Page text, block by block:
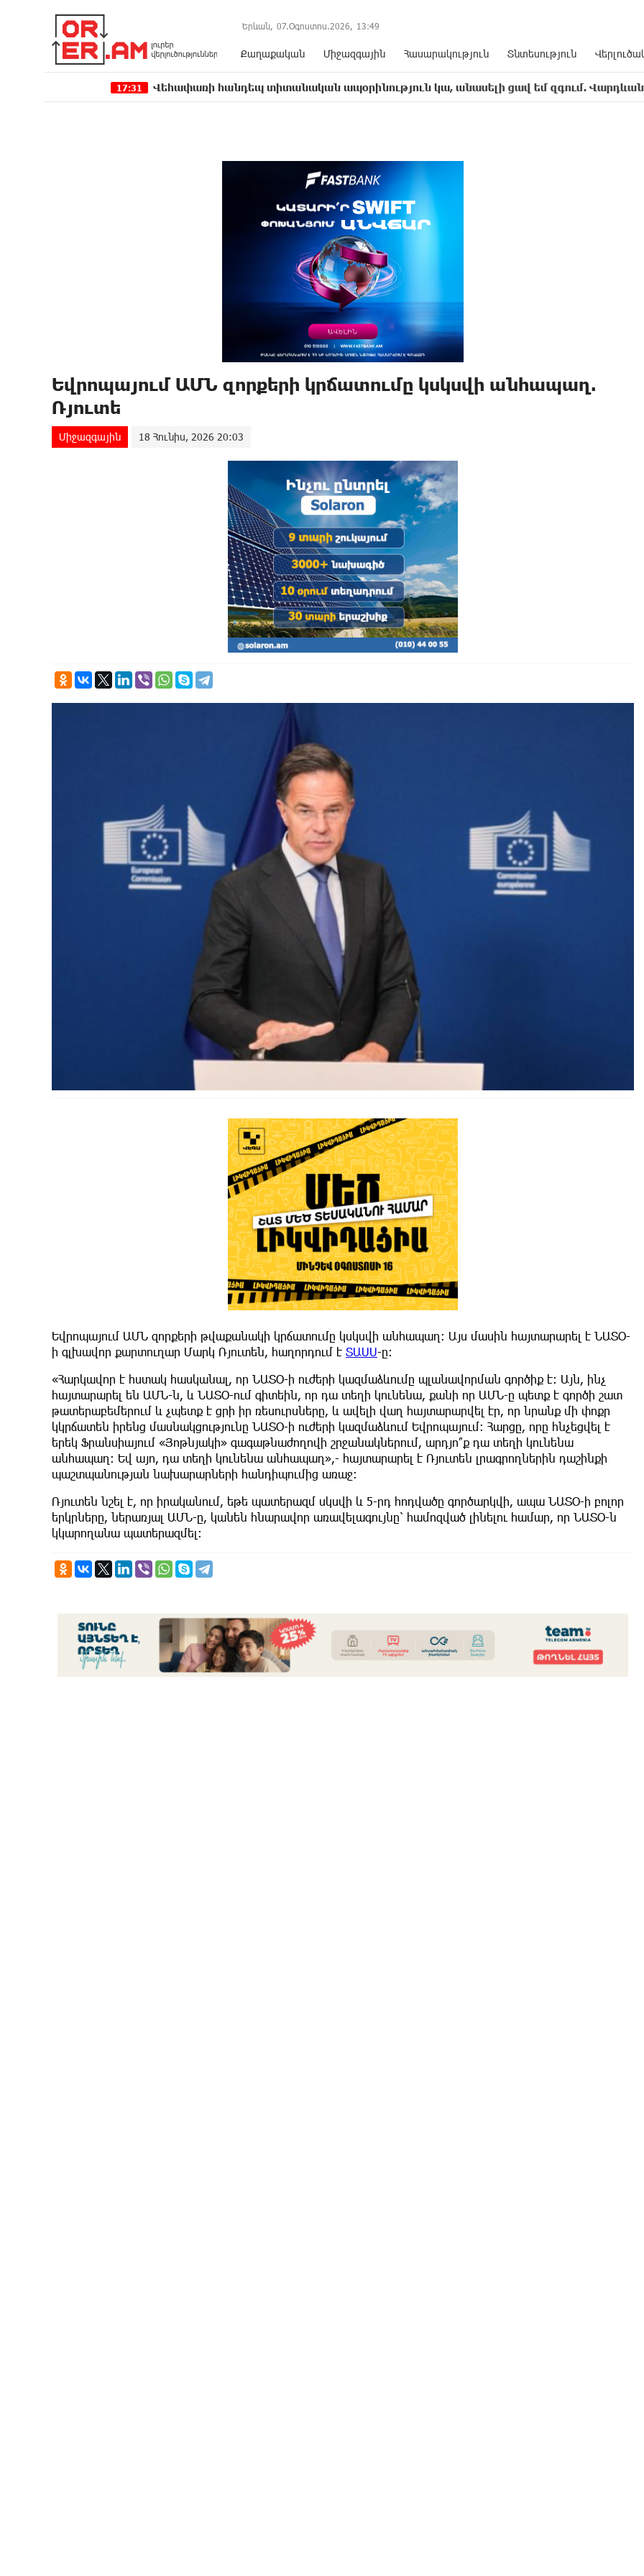
Երևան, 07.Օգոստոս.2026, 13:49
Քաղաքական Միջազգային Հասարակություն Տնտեսություն
Վեհափառի հանդեպ տիտանական ապօրինություն կա, անասելի ցավ եմ զգում. Վարդևանյան
Եվրոպայում ԱՄՆ զnրքերի կրճատումը կսկսվի անհապաղ.
Ռյուտե
Միջազգային 18 Հունիս, 2026 20:03
Եվրոպայում ԱՄՆ զորքերի թվաքանակի կրճատումը կսկսվի անհապաղ: Այս մասին հայտարարել է ՆԱՏՕ-
ի գլխավոր քարտուղար Մարկ Ռյուտեն, հաղորդում է ՏԱՍՍ-ը:
«Հարկավոր է հստակ հասկանալ, որ ՆԱՏՕ-ի ուժերի կազմաձևումը պլանավորման գործիք է։ Այն, ինչ
հայտարարել են ԱՄՆ-ն, և ՆԱՏՕ-ում գիտեին, որ դա տեղի կունենա, քանի որ ԱՄՆ-ը պետք է գործի շատ
թատերաբեմերում և չպետք է ցրի իր ռեսուրսները, և ավելի վաղ հայտարարվել էր, որ նրանք մի փոքր
կկրճատեն իրենց մասնակցությունը ՆԱՏՕ-ի ուժերի կազմաձևում Եվրոպայում։ Հարցը, որը հնչեցվել է
երեկ Ֆրանսիայում «Յոթնյակի» գագաթնաժողովի շրջանակներում, արդյո՞ք դա տեղի կունենա
անհապաղ։ Եվ այո, դա տեղի կունենա անհապաղ»,- հայտարարել է Ռյուտեն լրագրողներին դաշինքի
պաշտպանության նախարարների հանդիպումից առաջ։
Ռյուտեն նշել է, որ իրականում, եթե պատերազմ սկսվի և 5-րդ հոդվածը գործարկվի, ապա ՆԱՏՕ-ի բոլոր
երկրները, ներառյալ ԱՄՆ-ը, կանեն հնարավոր առավելագույնը՝ համոզված լինելու համար, որ ՆԱՏՕ-ն
կկարողանա պատերազմել։